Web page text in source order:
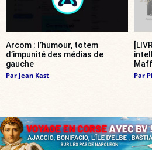
Arcom : l’humour, totem
d’impunité des médias de
gauche
Par Jean Kast Par